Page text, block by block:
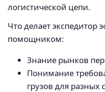
логистической цепи.
Что делает экспедитор
помощником:
Знание рынков
Понимание
грузов для разных